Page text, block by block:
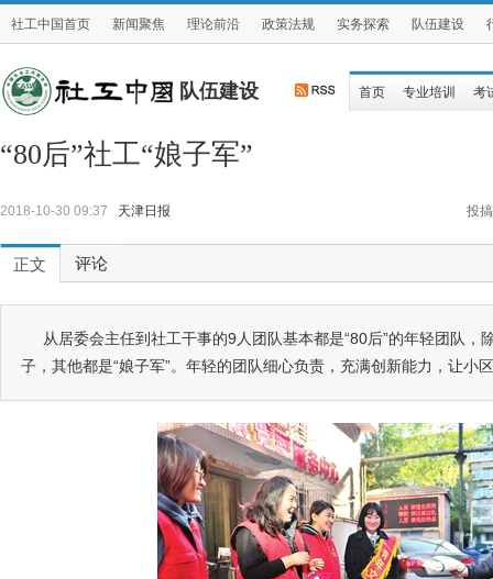
社工中国首页 新闻聚焦 理论前沿 政策法规 实务探索 队伍建设
队伍建设 首页 专业培训 考
“80后”社工“娘子军”
2018-10-30 09:37 天津日报 投搞
正文 评论
从居委会主任到社工干事的9人团队基本都是“80后”的年轻团队，
子，其他都是“娘子军”。年轻的团队细心负责，充满创新能力，让小